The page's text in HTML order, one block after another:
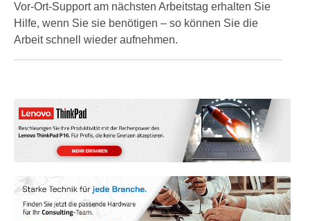
Vor-Ort-Support am nächsten Arbeitstag erhalten Sie
Hilfe, wenn Sie sie benötigen – so können Sie die
Arbeit schnell wieder aufnehmen.